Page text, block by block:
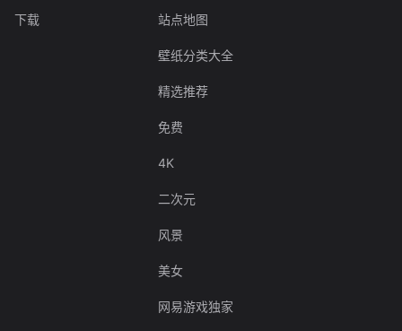
下载 站点地图
壁纸分类大全
精选推荐
免费
4K
二次元
风景
美女
网易游戏独家